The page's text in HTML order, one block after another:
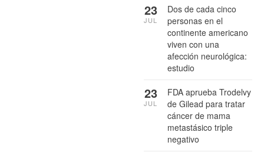
Dos de cada cinco
personas en el
continente americano
viven con una
afección neurológica:
estudio
23
JUL
FDA aprueba Trodelvy
de Gilead para tratar
cáncer de mama
metastásico triple
negativo
23
JUL